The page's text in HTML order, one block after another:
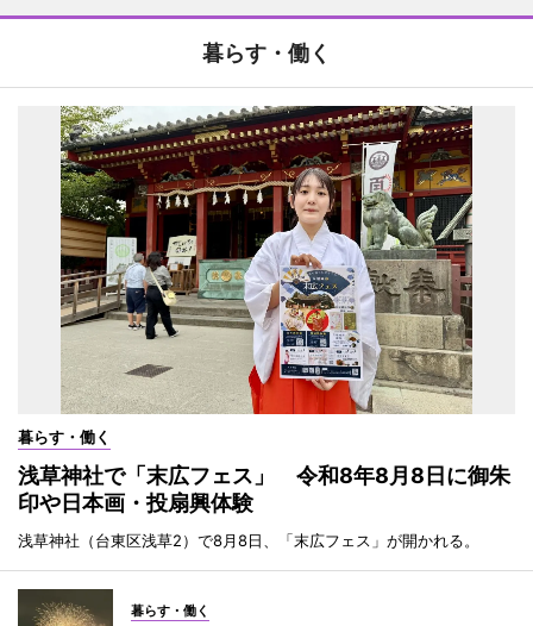
暮らす・働く
暮らす・働く
浅草神社で「末広フェス」 令和8年8月8日に御朱
印や日本画・投扇興体験
浅草神社（台東区浅草2）で8月8日、「末広フェス」が開かれる。
暮らす・働く